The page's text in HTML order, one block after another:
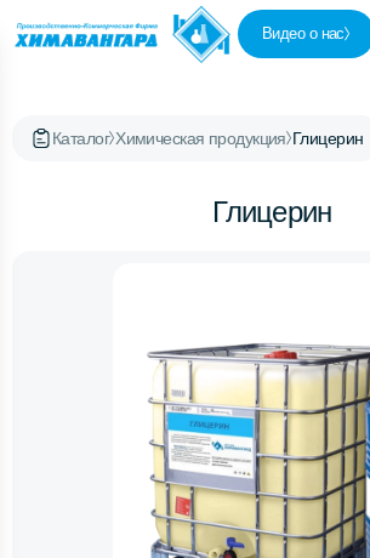
Видео о нас
Каталог Химическая продукция Глицерин
Глицерин